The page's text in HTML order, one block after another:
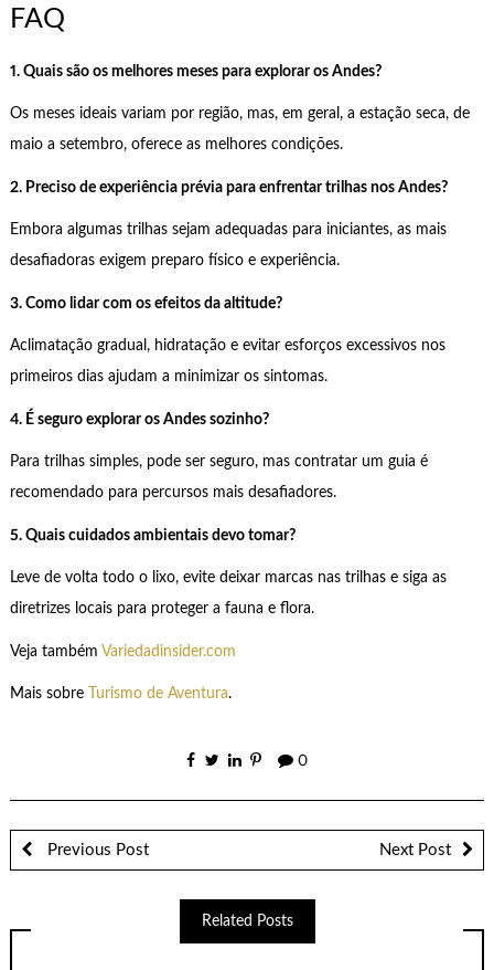
FAQ
1. Quais são os melhores meses para explorar os Andes?
Os meses ideais variam por região, mas, em geral, a estação seca, de
maio a setembro, oferece as melhores condições.
2. Preciso de experiência prévia para enfrentar trilhas nos Andes?
Embora algumas trilhas sejam adequadas para iniciantes, as mais
desafiadoras exigem preparo físico e experiência.
3. Como lidar com os efeitos da altitude?
Aclimatação gradual, hidratação e evitar esforços excessivos nos
primeiros dias ajudam a minimizar os sintomas.
4. É seguro explorar os Andes sozinho?
Para trilhas simples, pode ser seguro, mas contratar um guia é
recomendado para percursos mais desafiadores.
5. Quais cuidados ambientais devo tomar?
Leve de volta todo o lixo, evite deixar marcas nas trilhas e siga as
diretrizes locais para proteger a fauna e flora.
Veja também Variedadinsider.com
Mais sobre Turismo de Aventura.
0
Previous Post Next Post
Related Posts